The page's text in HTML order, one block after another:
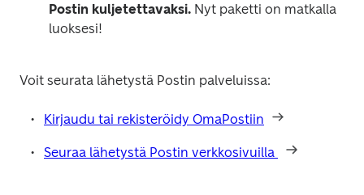
Postin kuljetettavaksi. Nyt paketti on matkalla
luoksesi!
Voit seurata lähetystä Postin palveluissa:
Kirjaudu tai rekisteröidy OmaPostiin
Seuraa lähetystä Postin verkkosivuilla